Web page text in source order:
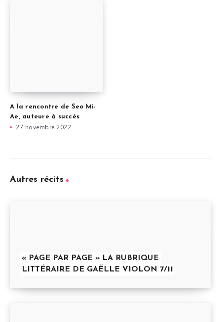
A la rencontre de Seo Mi-
Ae, auteure à succès
27 novembre 2022
Autres récits
« PAGE PAR PAGE » LA RUBRIQUE
LITTÉRAIRE DE GAËLLE VIOLON 7/11